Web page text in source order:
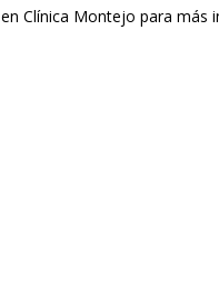
Clínica Montejo para